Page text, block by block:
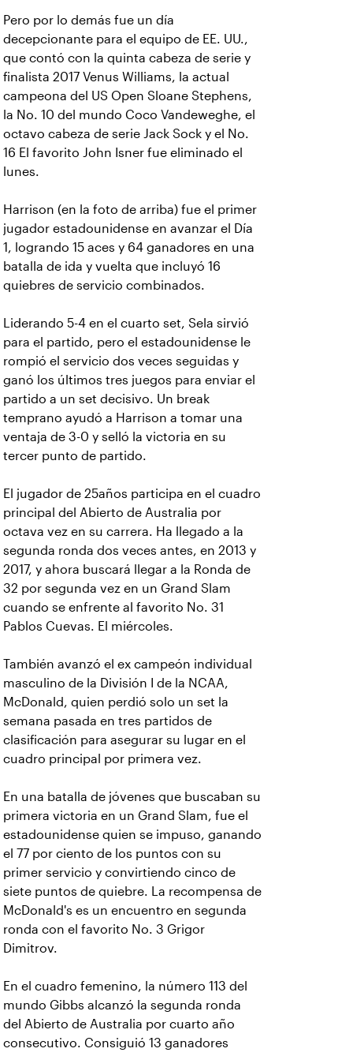
Pero por lo demás fue un día
decepcionante para el equipo de EE. UU.,
que contó con la quinta cabeza de serie y
finalista 2017 Venus Williams, la actual
campeona del US Open Sloane Stephens,
la No. 10 del mundo Coco Vandeweghe, el
octavo cabeza de serie Jack Sock y el No.
16 El favorito John Isner fue eliminado el
lunes.
Harrison (en la foto de arriba) fue el primer
jugador estadounidense en avanzar el Día
1, logrando 15 aces y 64 ganadores en una
batalla de ida y vuelta que incluyó 16
quiebres de servicio combinados.
Liderando 5-4 en el cuarto set, Sela sirvió
para el partido, pero el estadounidense le
rompió el servicio dos veces seguidas y
ganó los últimos tres juegos para enviar el
partido a un set decisivo. Un break
temprano ayudó a Harrison a tomar una
ventaja de 3-0 y selló la victoria en su
tercer punto de partido.
El jugador de 25años participa en el cuadro
principal del Abierto de Australia por
octava vez en su carrera. Ha llegado a la
segunda ronda dos veces antes, en 2013 y
2017, y ahora buscará llegar a la Ronda de
32 por segunda vez en un Grand Slam
cuando se enfrente al favorito No. 31
Pablos Cuevas. El miércoles.
También avanzó el ex campeón individual
masculino de la División I de la NCAA,
McDonald, quien perdió solo un set la
semana pasada en tres partidos de
clasificación para asegurar su lugar en el
cuadro principal por primera vez.
En una batalla de jóvenes que buscaban su
primera victoria en un Grand Slam, fue el
estadounidense quien se impuso, ganando
el 77 por ciento de los puntos con su
primer servicio y convirtiendo cinco de
siete puntos de quiebre. La recompensa de
McDonald's es un encuentro en segunda
ronda con el favorito No. 3 Grigor
Dimitrov.
En el cuadro femenino, la número 113 del
mundo Gibbs alcanzó la segunda ronda
del Abierto de Australia por cuarto año
consecutivo. Consiguió 13 ganadores